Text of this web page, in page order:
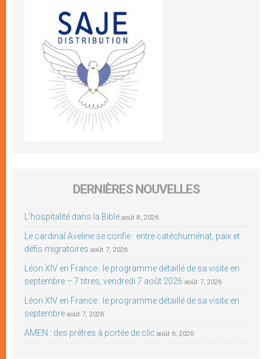
DERNIÈRES NOUVELLES
L’hospitalité dans la Bible août 8, 2026
Le cardinal Aveline se confie : entre catéchuménat, paix et
défis migratoires août 7, 2026
Léon XIV en France : le programme détaillé de sa visite en
septembre – 7 titres, vendredi 7 août 2026 août 7, 2026
Léon XIV en France : le programme détaillé de sa visite en
septembre août 7, 2026
AMEN : des prêtres à portée de clic août 6, 2026